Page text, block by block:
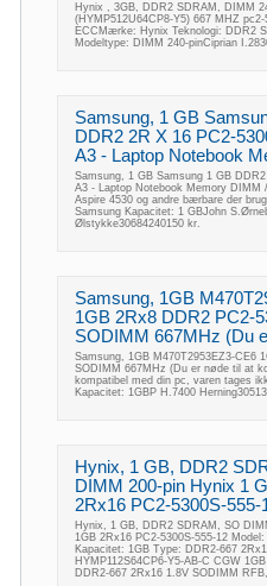
Hynix , 3GB, DDR2 SDRAM, DIMM
(HYMP512U64CP8-Y5) 667 MHZ
ECCMærke: Hynix Teknologi: DDR2
Modeltype: DIMM 240-pinCiprian
Samsung, 1 GB
DDR2 2R X 16 PC2-
A3 - Laptop Notebook
Samsung, 1 GB Samsung 1 GB
A3 - Laptop Notebook Memory DIMM
Aspire 4530 og andre bærbare der
Samsung Kapacitet: 1 GBJohn
Ølstykke30684240150 kr.
Samsung, 1GB
1GB 2Rx8 DDR2 PC2-
SODIMM 667MHz (Du
Samsung, 1GB M470T2953EZ3-CE6
SODIMM 667MHz (Du er nøde til at
kompatibel med din pc, varen tages
Kapacitet: 1GBP H.7400
Hynix, 1 GB, DDR2
DIMM 200-pin Hynix 1
2Rx16 PC2-5300S-555-
Hynix, 1 GB, DDR2 SDRAM, SO
1GB 2Rx16 PC2-5300S-555-12
Kapacitet: 1GB Type: DDR2-667
HYMP112S64CP6-Y5-AB-C CGW
DDR2-667 2Rx16 1.8V SODIMM